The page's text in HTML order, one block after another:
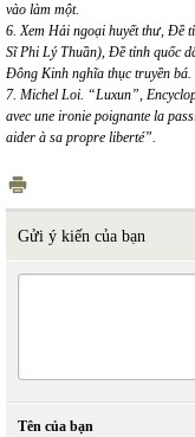
vào làm một.
6. Xem Hải ngoại huyết thư, Đề
Sĩ Phi Lý Thuần), Đề tỉnh quốc
Đông Kinh nghĩa thục truyền bá.
7. Michel Loi. “Luxun”,
avec une ironie poignante la
aider à sa propre liberté”.
Gửi ý kiến của bạn
Tên của bạn